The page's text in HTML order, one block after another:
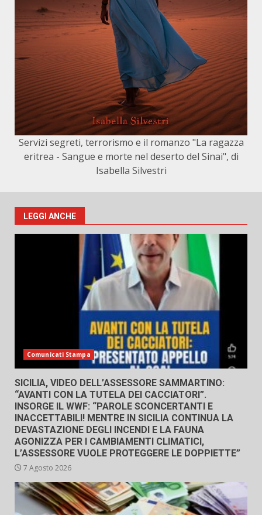
Servizi segreti, terrorismo e il romanzo "La ragazza
eritrea - Sangue e morte nel deserto del Sinai", di
Isabella Silvestri
LEGGI ANCHE
Comunicati Stampa
SICILIA, VIDEO DELL’ASSESSORE SAMMARTINO:
“AVANTI CON LA TUTELA DEI CACCIATORI”.
INSORGE IL WWF: “PAROLE SCONCERTANTI E
INACCETTABILI! MENTRE IN SICILIA CONTINUA LA
DEVASTAZIONE DEGLI INCENDI E LA FAUNA
AGONIZZA PER I CAMBIAMENTI CLIMATICI,
L’ASSESSORE VUOLE PROTEGGERE LE DOPPIETTE”
7 Agosto 2026